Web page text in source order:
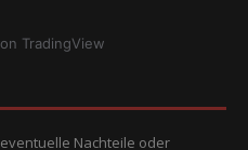
TradingView
Nachteile oder